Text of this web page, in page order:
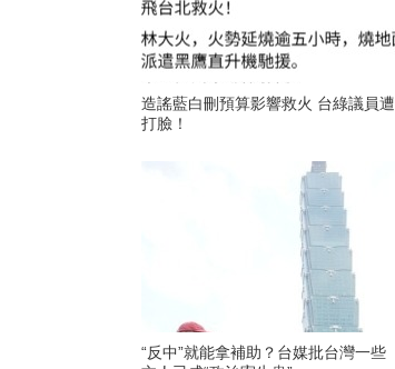
造謠藍白刪預算影響救火 台綠議員遭
打臉！
“反中”就能拿補助？台媒批台灣一些